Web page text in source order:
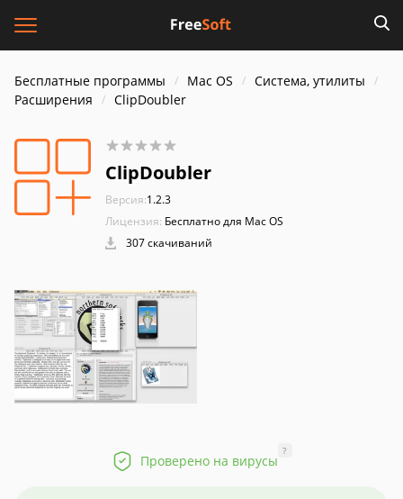
Бесплатные программы Mac OS
Система, утилиты
Расширения
ClipDoubler
ClipDoubler
Версия:1.2.3
Лицензия: Бесплатно для Mac OS
307 скачиваний
Проверено на вирусы
?